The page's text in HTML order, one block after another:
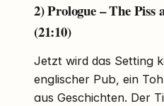
2) Prologue – The Piss
(21:10)
Jetzt wird das Setting
englischer Pub, ein
aus Geschichten. Der